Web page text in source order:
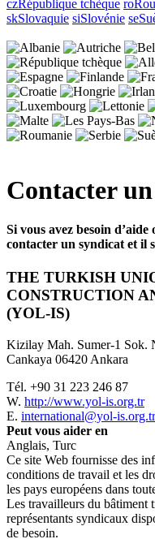
czRépublique tchèque ro
skSlovaquie siSlovénie se
Contacter
Si vous avez besoin
contacter un syndicat et il
THE TURKISH
CONSTRUCTION
(YOL-IS)
Kizilay Mah. Sumer-1 Sok.
Cankaya 06420 Ankara
Tél. +90 31 223 246 87
W. http://www.yol-is.org.tr
E. international@yol-is.org.tr
Peut vous aider en
Anglais, Turc
Ce site Web fournisse des
conditions de travail et les
les pays européens dans
Les travailleurs du bâtiment
représentants syndicaux
de besoin.